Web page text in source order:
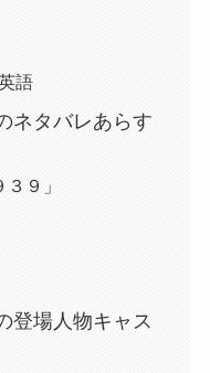
語
ネタバレあらす
９」
登場人物キャス